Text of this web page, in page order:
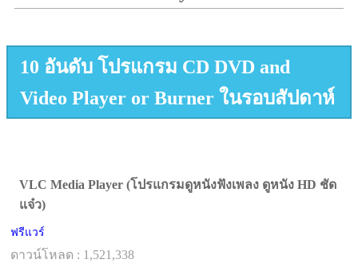
10 อันดับ โปรแกรม CD DVD and
Video Player or Burner ในรอบสัปดาห์
VLC Media Player (โปรแกรมดูหนังฟังเพลง ดูหนัง HD ชัด
แจ๋ว)
ฟรีแวร์
ดาวน์โหลด : 1,521,338